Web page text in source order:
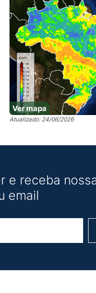
Ver mapa
Atualizado: 24/06/2026
e receba
email